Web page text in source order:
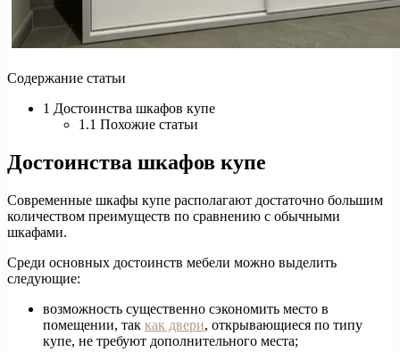
Содержание статьи
1 Достоинства шкафов купе
1.1 Похожие статьи
Достоинства шкафов купе
Современные шкафы купе располагают достаточно большим
количеством преимуществ по сравнению с обычными
шкафами.
Среди основных достоинств мебели можно выделить
следующие:
возможность существенно сэкономить место в
помещении, так как двери, открывающиеся по типу
купе, не требуют дополнительного места;